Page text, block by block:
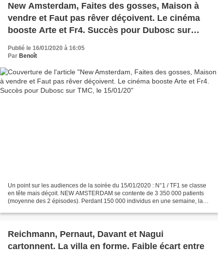
New Amsterdam, Faites des gosses, Maison à
vendre et Faut pas rêver déçoivent. Le cinéma
booste Arte et Fr4. Succès pour Dubosc sur
Publié le 16/01/2020 à 16:05
Par Benoît
Un point sur les audiences de la soirée du 15/01/2020 : N°1 / TF1 se classe
en tête mais déçoit. NEW AMSTERDAM se contente de 3 350 000 patients
(moyenne des 2 épisodes). Perdant 150 000 individus en une semaine, la
Reichmann, Pernaut, Davant et Nagui
cartonnent. La villa en forme. Faible écart entre